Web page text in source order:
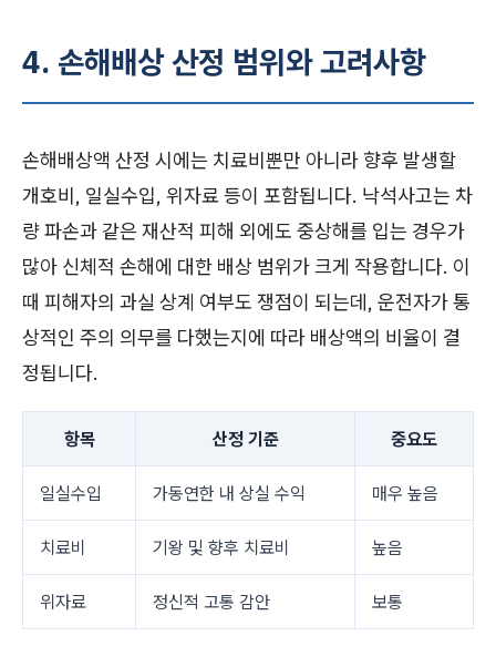
4. 손해배상 산정 범위와 고려사항
손해배상액 산정 시에는 치료비뿐만 아니라 향후 발생할
개호비, 일실수입, 위자료 등이 포함됩니다. 낙석사고는 차
량 파손과 같은 재산적 피해 외에도 중상해를 입는 경우가
많아 신체적 손해에 대한 배상 범위가 크게 작용합니다. 이
때 피해자의 과실 상계 여부도 쟁점이 되는데, 운전자가 통
상적인 주의 의무를 다했는지에 따라 배상액의 비율이 결
정됩니다.
항목 산정 기준 중요도
일실수입 가동연한 내 상실 수익 매우 높음
치료비 기왕 및 향후 치료비 높음
위자료 정신적 고통 감안 보통